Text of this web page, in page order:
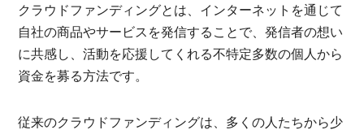
クラウドファンディングとは、インターネットを通じて
自社の商品やサービスを発信することで、発信者の想い
に共感し、活動を応援してくれる不特定多数の個人から
資金を募る方法です。
従来のクラウドファンディングは、多くの人たちから少